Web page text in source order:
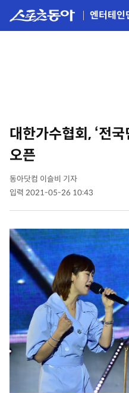
엔터테인
대한가수협회, ‘전
오픈
동아닷컴 이슬비 기자
입력 2021-05-26 10:43